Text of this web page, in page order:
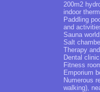
200m2
indoor
Paddling
and
Sauna
Salt
Therapy
Dental clinic
Fitness
Emporium
Numerous
walking),